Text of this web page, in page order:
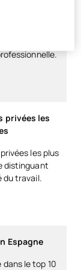
privées les
les plus
distinguant
du travail.
Espagne
dans le top 10